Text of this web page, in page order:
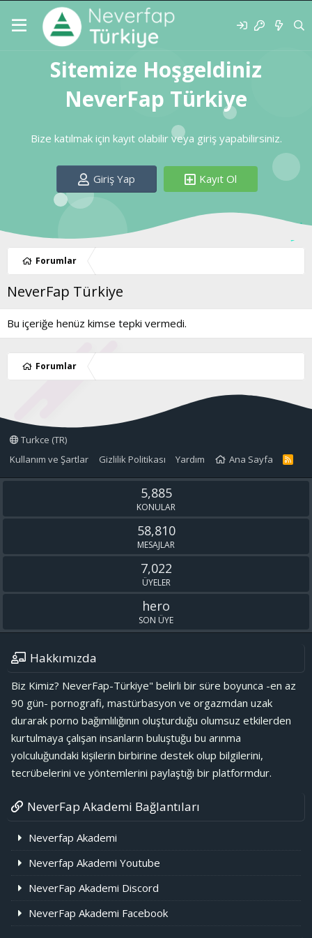
Sitemize Hoşgeldiniz
NeverFap Türkiye
Bize katılmak için kayıt olabilir veya giriş yapabilirsiniz.
Giriş Yap Kayıt Ol
Forumlar
NeverFap Türkiye
Bu içeriğe henüz kimse tepki vermedi.
Forumlar
Turkce (TR)
Kullanım ve Şartlar
Gizlilik Politikası Yardım Ana Sayfa
R
S
5,885
KONULAR
58,810
MESAJLAR
7,022
ÜYELER
hero
SON ÜYE
Hakkımızda
Biz Kimiz? NeverFap-Türkiye" belirli bir süre boyunca -en az
90 gün- pornografi, mastürbasyon ve orgazmdan uzak
durarak porno bağımlılığının oluşturduğu olumsuz etkilerden
kurtulmaya çalışan insanların buluştuğu bu arınma
yolculuğundaki kişilerin birbirine destek olup bilgilerini,
tecrübelerini ve yöntemlerini paylaştığı bir platformdur.
NeverFap Akademi Bağlantıları
Neverfap Akademi
Neverfap Akademi Youtube
NeverFap Akademi Discord
NeverFap Akademi Facebook